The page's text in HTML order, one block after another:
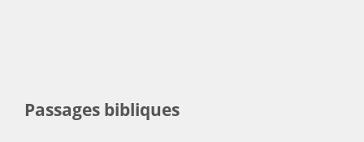
Passages bibliques